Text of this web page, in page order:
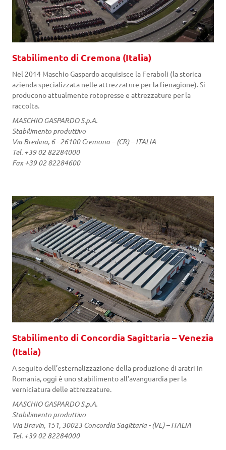
Stabilimento di Cremona (Italia)
Nel 2014 Maschio Gaspardo acquisisce la Feraboli (la storica
azienda specializzata nelle attrezzature per la fienagione). Si
producono attualmente rotopresse e attrezzature per la
raccolta.
MASCHIO GASPARDO S.p.A.
Stabilimento produttivo
Via Bredina, 6 - 26100 Cremona – (CR) – ITALIA
Tel. +39 02 82284000
Fax +39 02 82284600
Stabilimento di Concordia Sagittaria – Venezia
(Italia)
A seguito dell’esternalizzazione della produzione di aratri in
Romania, oggi è uno stabilimento all’avanguardia per la
verniciatura delle attrezzature.
MASCHIO GASPARDO S.p.A.
Stabilimento produttivo
Via Bravin, 151, 30023 Concordia Sagittaria - (VE) – ITALIA
Tel. +39 02 82284000